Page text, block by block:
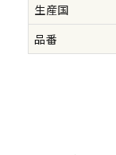
生産国
品番